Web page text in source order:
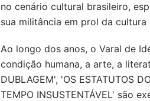
no cenário cultural brasileiro,
sua militância em prol da cultura
Ao longo dos anos, o Varal de
condição humana, a arte, a
DUBLAGEM', 'OS ESTATUTOS
TEMPO INSUSTENTÁVEL' são